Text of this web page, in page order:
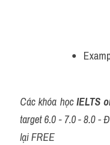
Các khóa học IELTS
target 6.0 - 7.0 - 8.0 -
lại FREE